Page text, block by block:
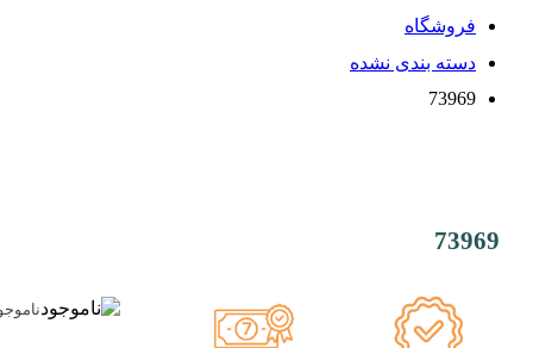
فروشگاه
دسته بندی نشده
73969
73969